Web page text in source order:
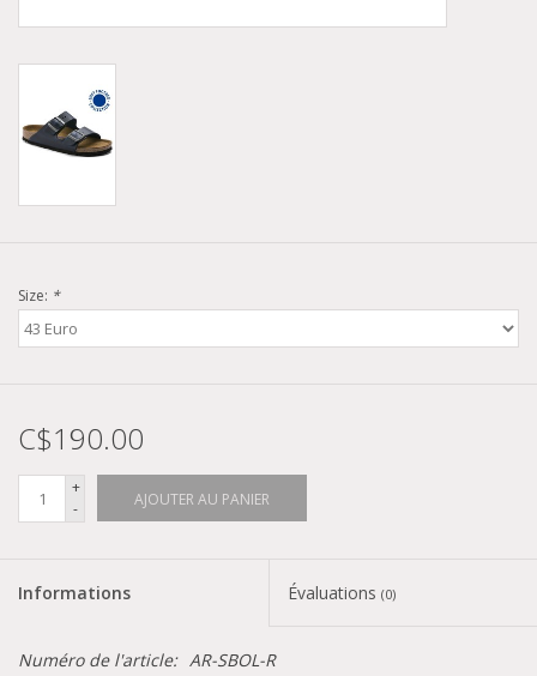
Size: *
C$190.00
+
-
AJOUTER AU PANIER
Informations Évaluations (0)
Numéro de l'article: AR-SBOL-R